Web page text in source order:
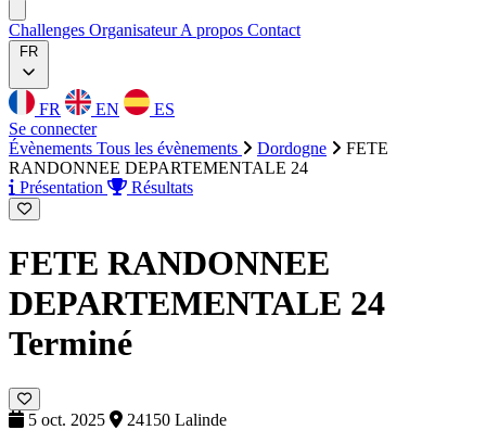
Challenges OrganisateurA propos Contact
FR
FR EN
ES
Se connecter
Évènements Tous les évènements Dordogne
FETE
RANDONNEE DEPARTEMENTALE 24
Présentation
Résultats
FETE RANDONNEE
DEPARTEMENTALE 24
Terminé
5 oct. 2025 24150 Lalinde